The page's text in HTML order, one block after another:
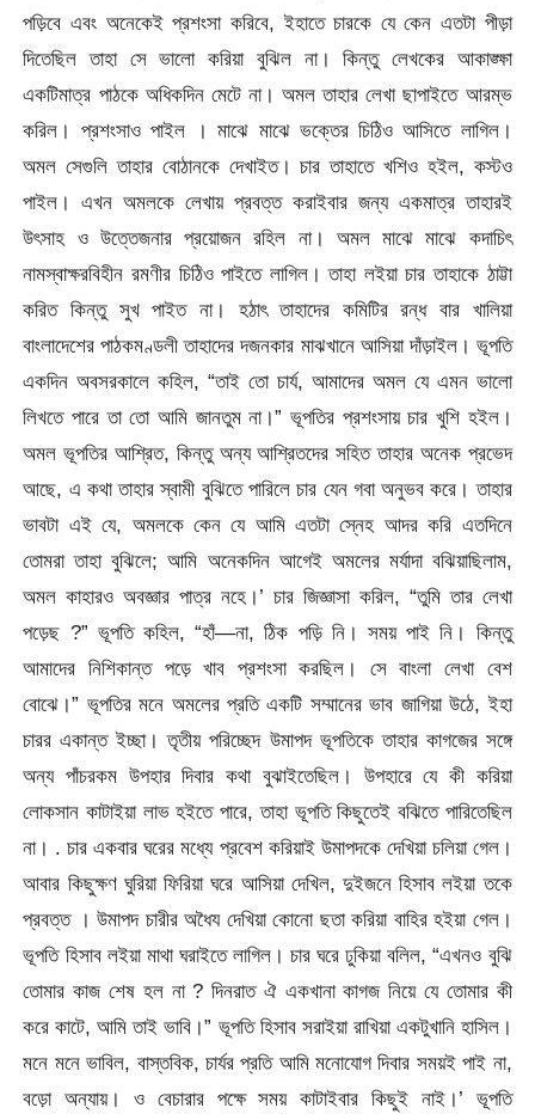
পড়িবে এবং অনেকেই প্রশংসা করিবে, ইহাতে চারকে যে কেন এতটা পীড়া
দিতেছিল তাহা সে ভালো করিয়া বুঝিল না। কিন্তু লেখকের আকাঙ্ক্ষা
একটিমাত্র পাঠকে অধিকদিন মেটে না। অমল তাহার লেখা ছাপাইতে আরম্ভ
করিল। প্রশংসাও পাইল । মাঝে মাঝে ভক্তের চিঠিও আসিতে লাগিল।
অমল সেগুলি তাহার বোঠানকে দেখাইত। চার তাহাতে খশিও হইল, কস্টও
পাইল। এখন অমলকে লেখায় প্রবত্ত করাইবার জন্য একমাত্র তাহারই
উৎসাহ ও উত্তেজনার প্রয়োজন রহিল না। অমল মাঝে মাঝে কদাচিৎ
নামস্বাক্ষরবিহীন রমণীর চিঠিও পাইতে লাগিল। তাহা লইয়া চার তাহাকে ঠাট্টা
করিত কিন্তু সুখ পাইত না। হঠাৎ তাহাদের কমিটির রন্ধ বার খালিয়া
বাংলাদেশের পাঠকমণ্ডলী তাহাদের দজনকার মাঝখানে আসিয়া দাঁড়াইল। ভূপতি
একদিন অবসরকালে কহিল, “তাই তো চার্য, আমাদের অমল যে এমন ভালো
লিখতে পারে তা তো আমি জানতুম না।” ভূপতির প্রশংসায় চার খুশি হইল।
অমল ভূপতির আশ্রিত, কিন্তু অন্য আশ্রিতদের সহিত তাহার অনেক প্রভেদ
আছে, এ কথা তাহার স্বামী বুঝিতে পারিলে চার যেন গবা অনুভব করে। তাহার
ভাবটা এই যে, অমলকে কেন যে আমি এতটা স্নেহ আদর করি এতদিনে
তোমরা তাহা বুঝিলে; আমি অনেকদিন আগেই অমলের মর্যাদা বঝিয়াছিলাম,
অমল কাহারও অবজ্ঞার পাত্র নহে।’ চার জিজ্ঞাসা করিল, “তুমি তার লেখা
পড়েছ ?” ভূপতি কহিল, “হাঁ—না, ঠিক পড়ি নি। সময় পাই নি। কিন্তু
আমাদের নিশিকান্ত পড়ে খাব প্রশংসা করছিল। সে বাংলা লেখা বেশ
বোঝে।” ভূপতির মনে অমলের প্রতি একটি সম্মানের ভাব জাগিয়া উঠে, ইহা
চারর একান্ত ইচ্ছা। তৃতীয় পরিচ্ছেদ উমাপদ ভূপতিকে তাহার কাগজের সঙ্গে
অন্য পাঁচরকম উপহার দিবার কথা বুঝাইতেছিল। উপহারে যে কী করিয়া
লোকসান কাটাইয়া লাভ হইতে পারে, তাহা ভূপতি কিছুতেই বঝিতে পারিতেছিল
না। . চার একবার ঘরের মধ্যে প্রবেশ করিয়াই উমাপদকে দেখিয়া চলিয়া গেল।
আবার কিছুক্ষণ ঘুরিয়া ফিরিয়া ঘরে আসিয়া দেখিল, দুইজনে হিসাব লইয়া তকে
প্রবত্ত । উমাপদ চারীর অধৈয দেখিয়া কোনো ছতা করিয়া বাহির হইয়া গেল।
ভূপতি হিসাব লইয়া মাথা ঘরাইতে লাগিল। চার ঘরে ঢুকিয়া বলিল, “এখনও বুঝি
তোমার কাজ শেষ হল না ? দিনরাত ঐ একখানা কাগজ নিয়ে যে তোমার কী
করে কাটে, আমি তাই ভাবি।” ভূপতি হিসাব সরাইয়া রাখিয়া একটুখানি হাসিল।
মনে মনে ভাবিল, বাস্তবিক, চার্যর প্রতি আমি মনোযোগ দিবার সময়ই পাই না,
বড়ো অন্যায়। ও বেচারার পক্ষে সময় কাটাইবার কিছুই নাই।’ ভূপতি